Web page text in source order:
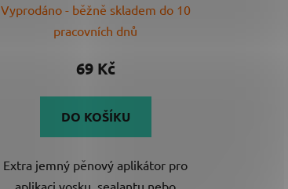
Vyprodáno - běžně skladem do 10
pracovních dnů
69 Kč
DO KOŠÍKU
Extra jemný pěnový aplikátor pro
aplikaci vosku, sealantu nebo